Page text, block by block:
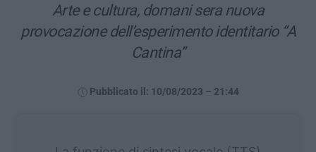
Arte e cultura, domani sera nuova
provocazione dell’esperimento identitario “A
Cantina”
Pubblicato il: 10/08/2023 – 21:44